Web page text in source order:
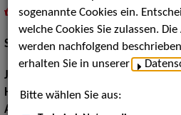
inMeine Merklistelegen
Schauspiel:Bühne
Jahrgang:
Haarfarbe:blond
Augenfarbe:
sogenannte Cookies ein.
welche Cookies Sie zulassen.
werden nachfolgend
erhalten Sie in unserer
Bitte wählen Sie aus: